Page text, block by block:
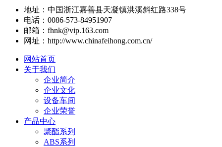
地址：中国浙江嘉善县天凝镇洪溪斜红路338号
电话：0086-573-84951907
邮箱：fhnk@vip.163.com
网址：http://www.chinafeihong.com.cn/
网站首页
关于我们
企业简介
企业文化
设备车间
企业荣誉
产品中心
聚酯系列
ABS系列